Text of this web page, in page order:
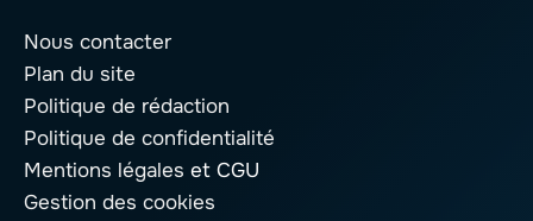
Nous contacter
Plan du site
Politique de rédaction
Politique de confidentialité
Mentions légales et CGU
Gestion des cookies